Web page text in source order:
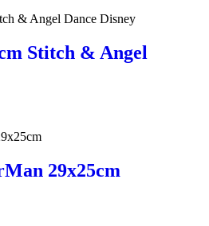
Stitch & Angel
29x25cm